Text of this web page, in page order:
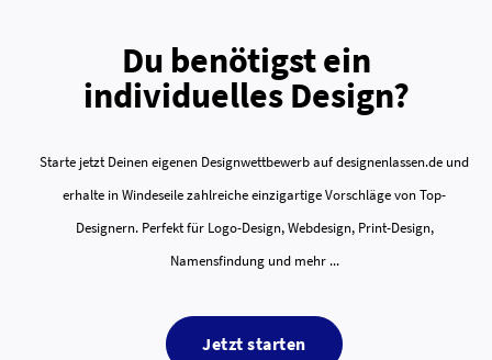
Du benötigst ein
individuelles Design?
Starte jetzt Deinen eigenen Designwettbewerb auf designenlassen.de und
erhalte in Windeseile zahlreiche einzigartige Vorschläge von Top-
Designern. Perfekt für Logo-Design, Webdesign, Print-Design,
Namensfindung und mehr ...
Jetzt starten